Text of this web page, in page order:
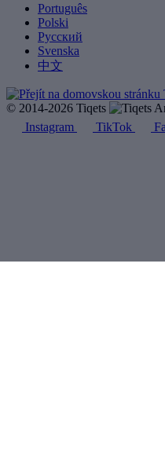
Português
Polski
Русский
Svenska
中文
© 2014-2026 Tiqets
Instagram
TikTok